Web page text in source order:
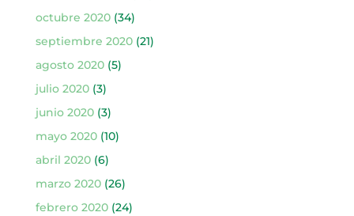
octubre 2020(34)
septiembre 2020(21)
agosto 2020(5)
julio 2020(3)
junio 2020(3)
mayo 2020(10)
abril 2020(6)
marzo 2020(26)
febrero 2020(24)